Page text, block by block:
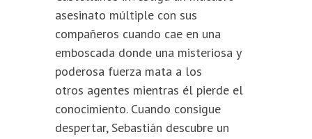
asesinato múltiple con sus
compañeros cuando cae en una
emboscada donde una misteriosa y
poderosa fuerza mata a los
otros agentes mientras él pierde el
conocimiento. Cuando consigue
despertar, Sebastián descubre un